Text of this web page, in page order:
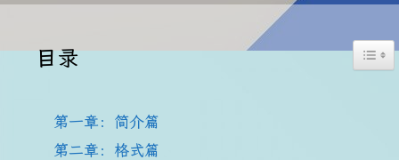
目录
第一章：简介篇
第二章：格式篇